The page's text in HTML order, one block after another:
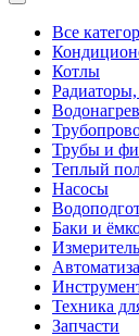
Все
Котлы
Радиаторы,
Трубы и
Теплый
Насосы
Баки и
Техника
Запчасти